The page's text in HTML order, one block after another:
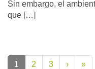
Sin embargo, el
que […]
1 2 3 › »